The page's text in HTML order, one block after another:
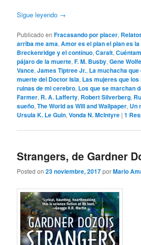
Sigue leyendo →
Publicado en Fracasando por placer,
arriba me ama,Amor es el plan el plan es
Breckenridge y el contínuo,Caralt,
pájaro de la muerte,F. M. Busby,Gene Wolfe
Vance,James Tiptree Jr., La muchacha
muerte del Doctor Isla, Las mujeres que
ruinas de mi cerebro, Los que se marchan
Farmer, R. A. Lafferty, Robert Silverberg,
sueño,The World as Will and Wallpaper, Un
Ursula K. Le Guin,Vonda N. McIntyre |1
Strangers, de Gardner
Posted on23 noviembre, 2017porMario